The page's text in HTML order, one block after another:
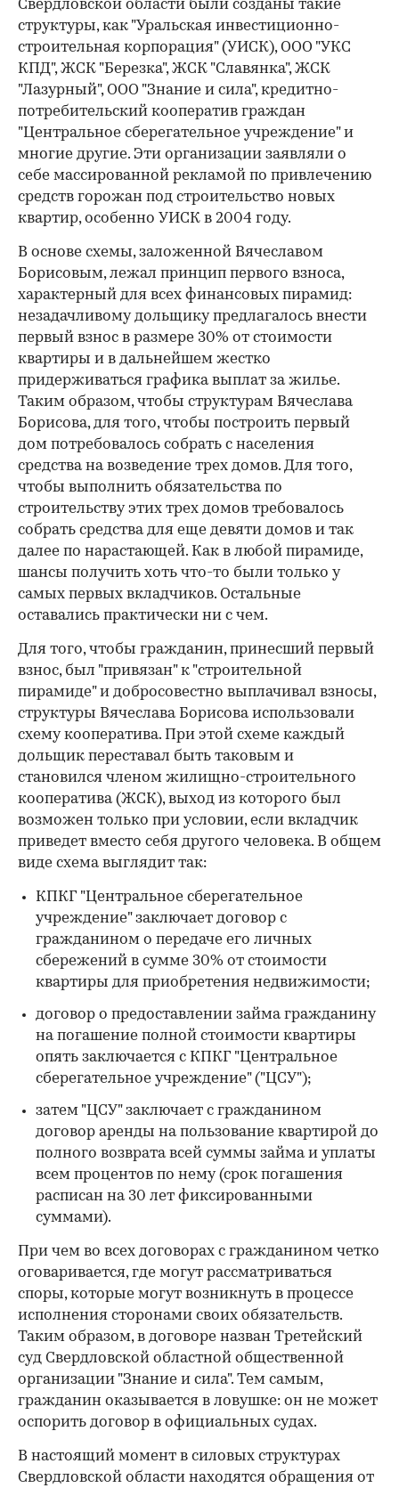
Свердловской области были созданы такие
структуры, как "Уральская инвестиционно-
строительная корпорация" (УИСК), ООО "УКС
КПД", ЖСК "Березка", ЖСК "Славянка", ЖСК
"Лазурный", ООО "Знание и сила", кредитно-
потребительский кооператив граждан
"Центральное сберегательное учреждение" и
многие другие. Эти организации заявляли о
себе массированной рекламой по привлечению
средств горожан под строительство новых
квартир, особенно УИСК в 2004 году.
В основе схемы, заложенной Вячеславом
Борисовым, лежал принцип первого взноса,
характерный для всех финансовых пирамид:
незадачливому дольщику предлагалось внести
первый взнос в размере 30% от стоимости
квартиры и в дальнейшем жестко
придерживаться графика выплат за жилье.
Таким образом, чтобы структурам Вячеслава
Борисова, для того, чтобы построить первый
дом потребовалось собрать с населения
средства на возведение трех домов. Для того,
чтобы выполнить обязательства по
строительству этих трех домов требовалось
собрать средства для еще девяти домов и так
далее по нарастающей. Как в любой пирамиде,
шансы получить хоть что-то были только у
самых первых вкладчиков. Остальные
оставались практически ни с чем.
Для того, чтобы гражданин, принесший первый
взнос, был "привязан" к "строительной
пирамиде" и добросовестно выплачивал взносы,
структуры Вячеслава Борисова использовали
схему кооператива. При этой схеме каждый
дольщик переставал быть таковым и
становился членом жилищно-строительного
кооператива (ЖСК), выход из которого был
возможен только при условии, если вкладчик
приведет вместо себя другого человека. В общем
виде схема выглядит так:
КПКГ "Центральное сберегательное
учреждение" заключает договор с
гражданином о передаче его личных
сбережений в сумме 30% от стоимости
квартиры для приобретения недвижимости;
договор о предоставлении займа гражданину
на погашение полной стоимости квартиры
опять заключается с КПКГ "Центральное
сберегательное учреждение" ("ЦСУ");
затем "ЦСУ" заключает с гражданином
договор аренды на пользование квартирой до
полного возврата всей суммы займа и уплаты
всем процентов по нему (срок погашения
расписан на 30 лет фиксированными
суммами).
При чем во всех договорах с гражданином четко
оговаривается, где могут рассматриваться
споры, которые могут возникнуть в процессе
исполнения сторонами своих обязательств.
Таким образом, в договоре назван Третейский
суд Свердловской областной общественной
организации "Знание и сила". Тем самым,
гражданин оказывается в ловушке: он не может
оспорить договор в официальных судах.
В настоящий момент в силовых структурах
Свердловской области находятся обращения от